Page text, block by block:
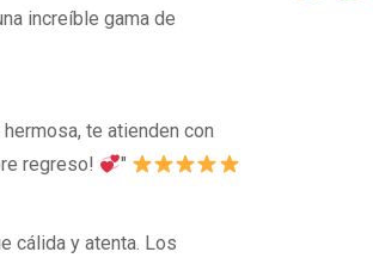
increíble gama de
te atienden con
regreso!
"
cálida y atenta. Los